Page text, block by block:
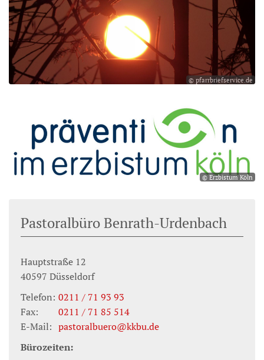
© pfarrbriefservice.de
© Erzbistum Köln
Pastoralbüro Benrath-Urdenbach
Hauptstraße 12
40597 Düsseldorf
Telefon: 0211 / 71 93 93
Fax:
0211 / 71 85 514
E-Mail: pastoralbuero@kkbu.de
Bürozeiten: